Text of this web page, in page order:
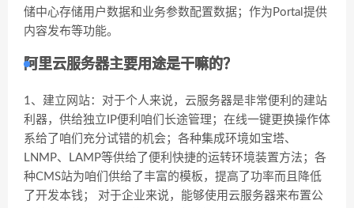
储中心存储用户数据和业务参数配置数据；作为Portal提供
内容发布等功能。
阿里云服务器主要用途是干嘛的？
1、建立网站：对于个人来说，云服务器是非常便利的建站
利器，供给独立IP便利咱们长途管理；在线一键更换操作体
系给了咱们充分试错的机会；各种集成环境如宝塔、
LNMP、LAMP等供给了便利快捷的运转环境装置方法；各
种CMS站为咱们供给了丰富的模板，提高了功率而且降低
了开发本钱； 对于企业来说，能够使用云服务器来布置公